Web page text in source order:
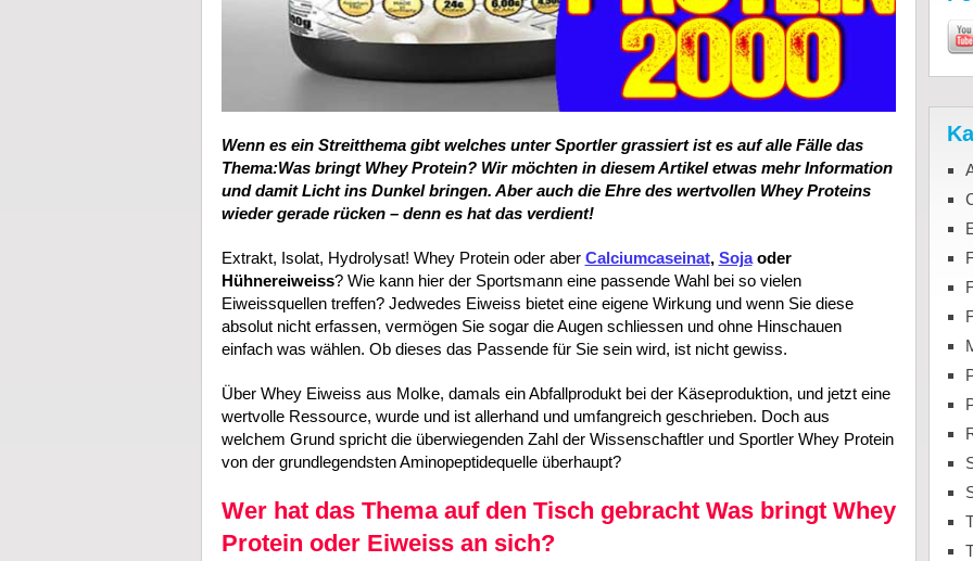
Wenn es ein Streitthema gibt welches unter Sportler grassiert ist es auf alle Fälle das
Thema:Was bringt Whey Protein? Wir möchten in diesem Artikel etwas mehr Information
und damit Licht ins Dunkel bringen. Aber auch die Ehre des wertvollen Whey Proteins
wieder gerade rücken – denn es hat das verdient!
Extrakt, Isolat, Hydrolysat! Whey Protein oder aber Calciumcaseinat, Sojaoder
Hühnereiweiss? Wie kann hier der Sportsmann eine passende Wahl bei so vielen
Eiweissquellen treffen? Jedwedes Eiweiss bietet eine eigene Wirkung und wenn Sie diese
absolut nicht erfassen, vermögen Sie sogar die Augen schliessen und ohne Hinschauen
einfach was wählen. Ob dieses das Passende für Sie sein wird, ist nicht gewiss.
Über Whey Eiweiss aus Molke, damals ein Abfallprodukt bei der Käseproduktion, und jetzt eine
wertvolle Ressource, wurde und ist allerhand und umfangreich geschrieben. Doch aus
welchem Grund spricht die überwiegenden Zahl der Wissenschaftler und Sportler Whey Protein
von der grundlegendsten Aminopeptidequelle überhaupt?
Wer hat das Thema auf den Tisch gebracht Was bringt Whey
Protein oder Eiweiss an sich?